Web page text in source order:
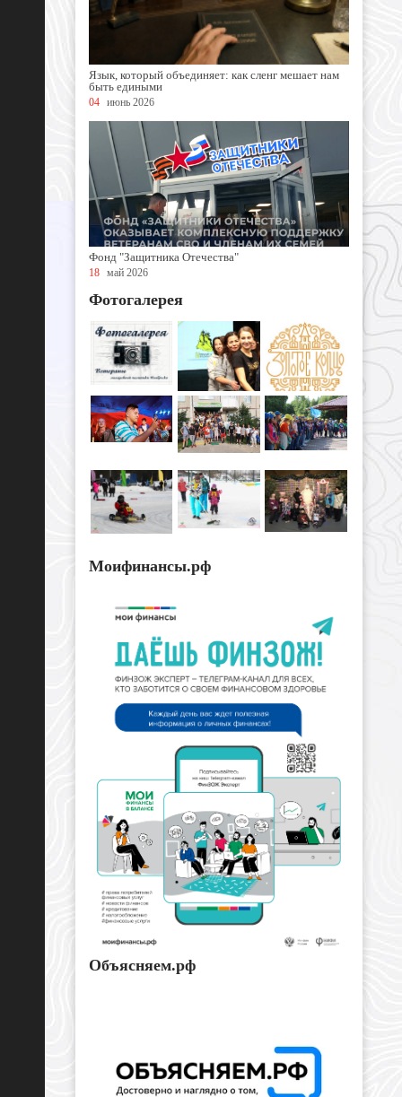
Язык, который объединяет: как сленг мешает нам
быть едиными
04 июнь 2026
Фонд "Защитника Отечества"
18 май 2026
Фотогалерея
Моифинансы.рф
Объясняем.рф